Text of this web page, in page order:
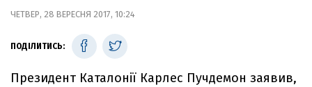
ЧЕТВЕР, 28 ВЕРЕСНЯ 2017, 10:24
ПОДІЛИТИСЬ:
Президент Каталонії Карлес Пучдемон заявив,